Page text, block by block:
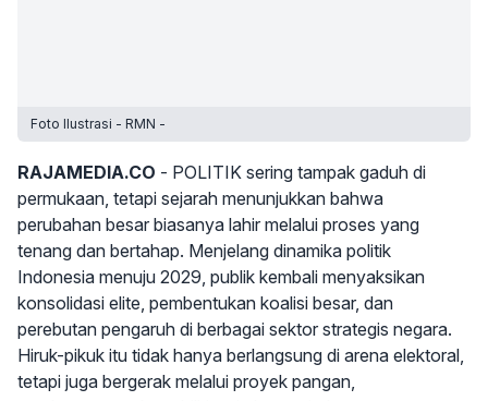
Foto Ilustrasi - RMN -
RAJAMEDIA.CO - POLITIK sering tampak gaduh di
permukaan, tetapi sejarah menunjukkan bahwa
perubahan besar biasanya lahir melalui proses yang
tenang dan bertahap. Menjelang dinamika politik
Indonesia menuju 2029, publik kembali menyaksikan
konsolidasi elite, pembentukan koalisi besar, dan
perebutan pengaruh di berbagai sektor strategis negara.
Hiruk-pikuk itu tidak hanya berlangsung di arena elektoral,
tetapi juga bergerak melalui proyek pangan,